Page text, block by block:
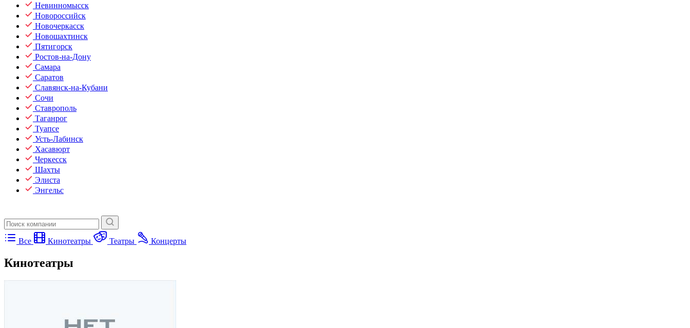
Невинномысск
Новороссийск
Новочеркасск
Новошахтинск
Пятигорск
Ростов-на-Дону
Самара
Саратов
Славянск-на-Кубани
Сочи
Ставрополь
Таганрог
Туапсе
Усть-Лабинск
Хасавюрт
Черкесск
Шахты
Элиста
Энгельс
Все Кинотеатры Театры Концерты
Кинотеатры